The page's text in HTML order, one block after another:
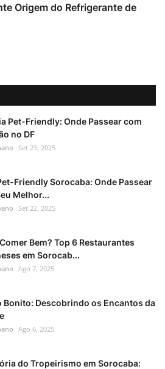
Origem do Refrigerante de
Pet-Friendly: Onde Passear com
no DF
Set 23, 2025
Friendly Sorocaba: Onde Passear
Melhor...
Set 22, 2025
Bem? Top 6 Restaurantes
em Sorocab...
Ago 7, 2025
Bonito: Descobrindo os Encantos da
Ago 6, 2025
do Tropeirismo em Sorocaba: